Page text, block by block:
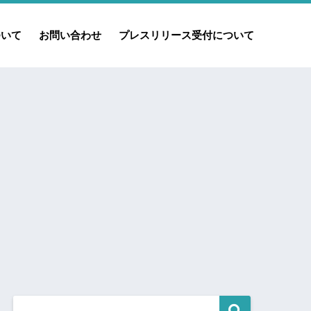
て お問い合わせ プレスリリース受付について